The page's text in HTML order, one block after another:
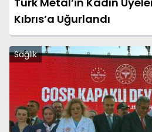
Kıbrıs’a Uğurlandı
Sağlık